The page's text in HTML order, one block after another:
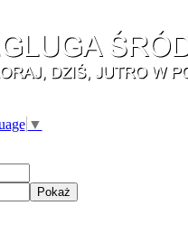
▼
Pokaż